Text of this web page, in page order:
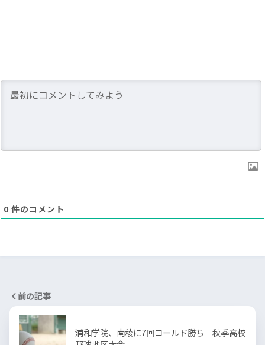
0 件のコメント
前の記事
浦和学院、南稜に7回コールド勝ち 秋季高校